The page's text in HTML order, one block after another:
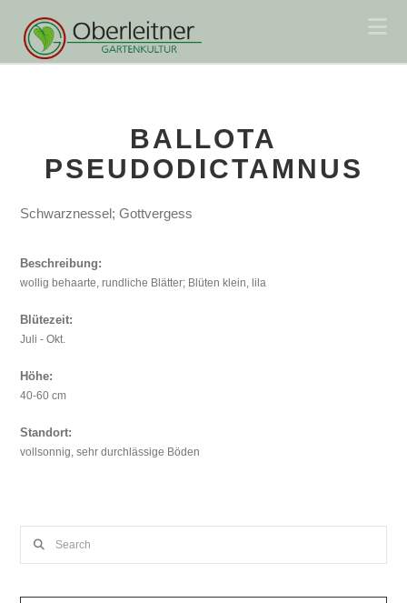
BALLOTA
PSEUDODICTAMNUS
Schwarznessel; Gottvergess
Beschreibung:
wollig behaarte, rundliche Blätter; Blüten klein, lila
Blütezeit:
Juli - Okt.
Höhe:
40-60 cm
Standort:
vollsonnig, sehr durchlässige Böden